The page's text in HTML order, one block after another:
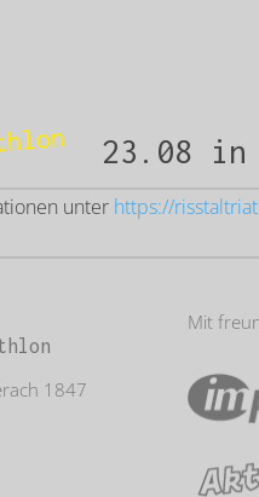
23.08 in
unter https://
1847
Mit